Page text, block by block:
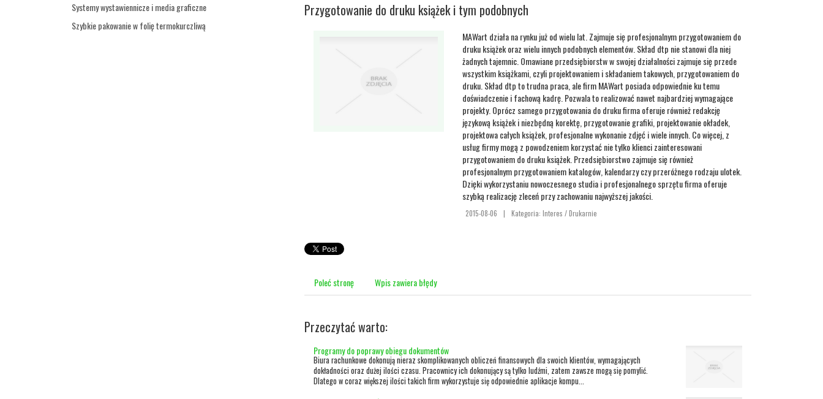
Systemy wystawiennicze i media graficzne
Szybkie pakowanie w folię termokurczliwą
Przygotowanie do druku książek i tym podobnych
MAWart działa na rynku już od wielu lat. Zajmuje się profesjonalnym przygotowaniem do
druku książek oraz wielu innych podobnych elementów. Skład dtp nie stanowi dla niej
żadnych tajemnic. Omawiane przedsiębiorstw w swojej działalności zajmuje się przede
wszystkim książkami, czyli projektowaniem i składaniem takowych, przygotowaniem do
druku. Skład dtp to trudna praca, ale firm MAWart posiada odpowiednie ku temu
doświadczenie i fachową kadrę. Pozwala to realizować nawet najbardziej wymagające
projekty. Oprócz samego przygotowania do druku firma oferuje również redakcję
językową książek i niezbędną korektę, przygotowanie grafiki, projektowanie okładek,
projektowa całych książek, profesjonalne wykonanie zdjęć i wiele innych. Co więcej, z
usług firmy mogą z powodzeniem korzystać nie tylko klienci zainteresowani
przygotowaniem do druku książek. Przedsiębiorstwo zajmuje się również
profesjonalnym przygotowaniem katalogów, kalendarzy czy przeróżnego rodzaju ulotek.
Dzięki wykorzystaniu nowoczesnego studia i profesjonalnego sprzętu firma oferuje
szybką realizację zleceń przy zachowaniu najwyższej jakości.
2015-08-06 | Kategoria: Interes / Drukarnie
Poleć stronę Wpis zawiera błędy
Przeczytać warto:
Programy do poprawy obiegu dokumentów
Biura rachunkowe dokonują nieraz skomplikowanych obliczeń finansowych dla swoich klientów, wymagających
dokładności oraz dużej ilości czasu. Pracownicy ich dokonujący są tylko ludźmi, zatem zawsze mogą się pomylić.
Dlatego w coraz większej ilości takich firm wykorzystuje się odpowiednie aplikacje kompu...